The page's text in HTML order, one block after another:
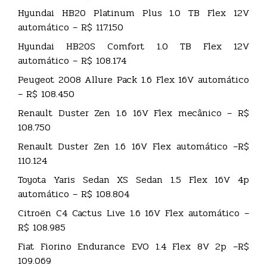
Hyundai HB20 Platinum Plus 1.0 TB Flex 12V
automático – R$ 117.150
Hyundai HB20S Comfort 1.0 TB Flex 12V
automático – R$ 108.174
Peugeot 2008 Allure Pack 1.6 Flex 16V automático
– R$ 108.450
Renault Duster Zen 1.6 16V Flex mecânico – R$
108.750
Renault Duster Zen 1.6 16V Flex automático –R$
110.124
Toyota Yaris Sedan XS Sedan 1.5 Flex 16V 4p
automático – R$ 108.804
Citroën C4 Cactus Live 1.6 16V Flex automático –
R$ 108.985
Fiat Fiorino Endurance EVO 1.4 Flex 8V 2p –R$
109.069